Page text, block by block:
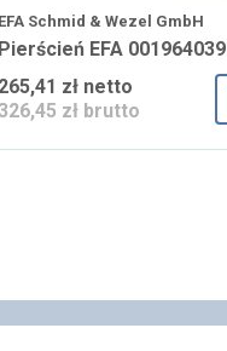
EFA Schmid & Wezel GmbH
Pierścień EFA 001964039
265,41 zł netto
zł brutto